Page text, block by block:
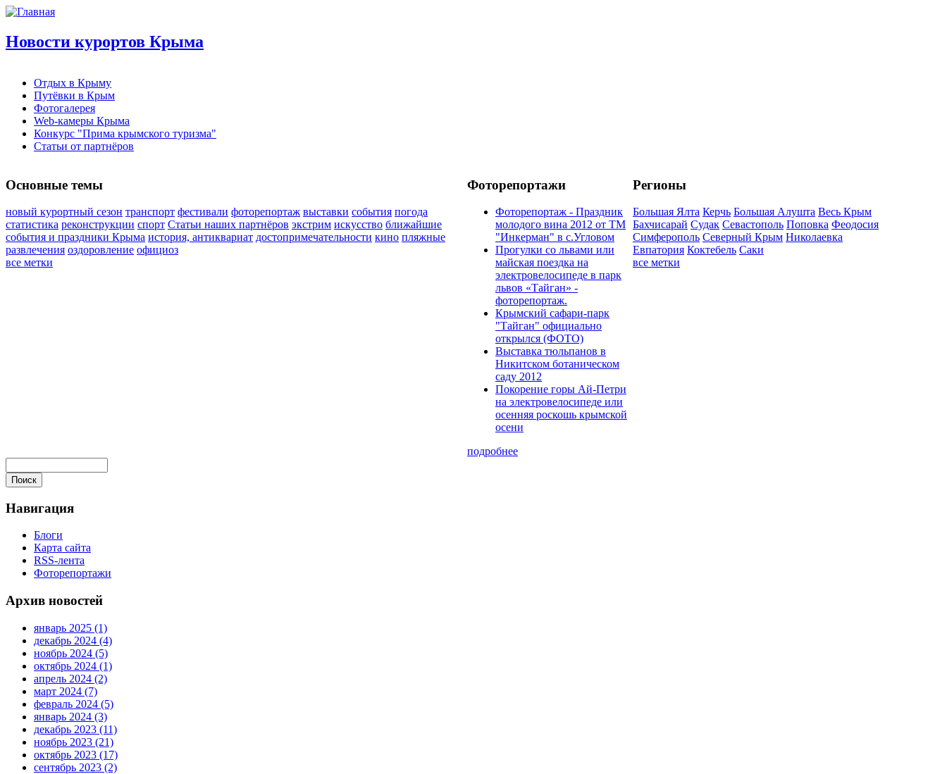
Новости курортов Крыма
Отдых в Крыму
Путёвки в Крым
Фотогалерея
Web-камеры Крыма
Конкурс "Прима крымского туризма"
Статьи от партнёров
Основные темы
новый курортный сезон транспорт фестивали фоторепортаж выставки события погода
статистика реконструкции спорт Статьи наших партнёров экстрим искусство ближайшие
события и праздники Крыма история, антиквариат достопримечательности кино пляжные
развлечения оздоровление официоз
все метки
Фоторепортажи
Фоторепортаж - Праздник
молодого вина 2012 от ТМ
"Инкерман" в с.Угловом
Прогулки cо львами или
майская поездка на
электровелосипеде в парк
львов «Тайган» -
фоторепортаж.
Крымский сафари-парк
"Тайган" официально
открылся (ФОТО)
Выставка тюльпанов в
Никитском ботаническом
саду 2012
Покорение горы Ай-Петри
на электровелосипеде или
осенняя роскошь крымской
осени
подробнее
Регионы
Большая Ялта Керчь Большая Алушта Весь Крым
Бахчисарай Судак Севастополь Поповка Феодосия
Симферополь Северный Крым Николаевка
Евпатория Коктебель Саки
все метки
Навигация
Блоги
Карта сайта
RSS-лента
Фоторепортажи
Архив новостей
январь 2025 (1)
декабрь 2024 (4)
ноябрь 2024 (5)
октябрь 2024 (1)
апрель 2024 (2)
март 2024 (7)
февраль 2024 (5)
январь 2024 (3)
декабрь 2023 (11)
ноябрь 2023 (21)
октябрь 2023 (17)
сентябрь 2023 (2)